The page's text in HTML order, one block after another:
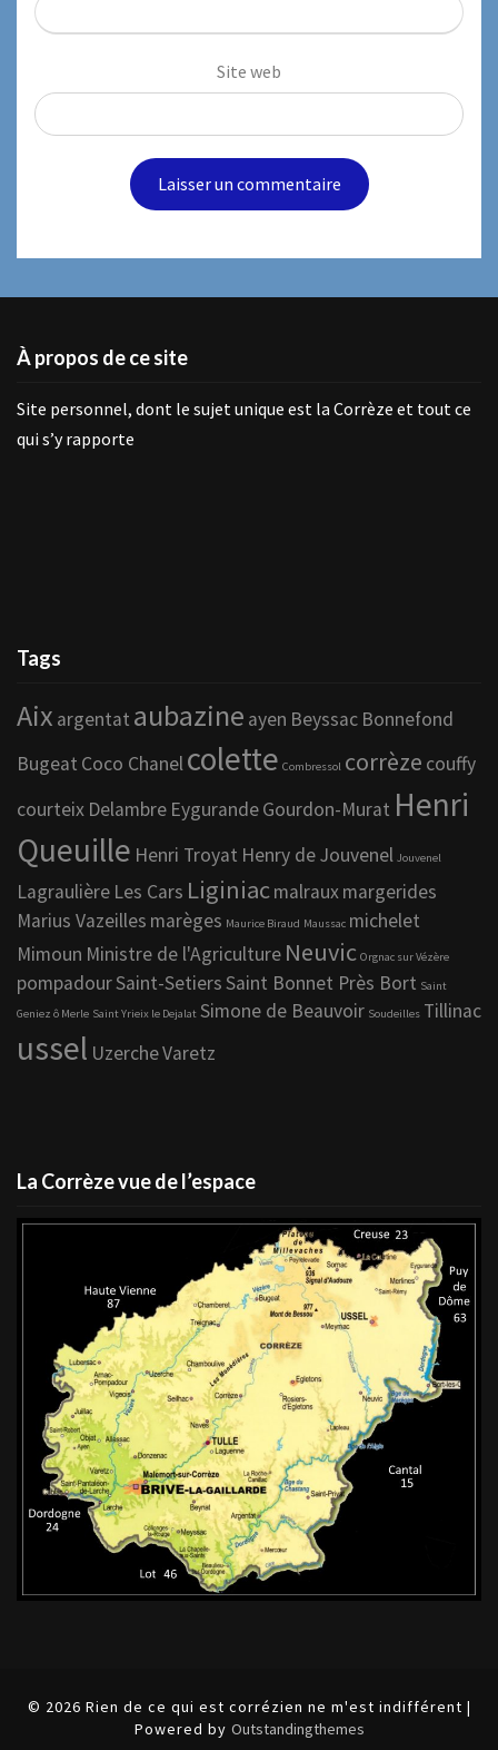
Site web
À propos de ce site
Site personnel, dont le sujet unique est la Corrèze et tout ce
qui s’y rapporte
Tags
Aix argentat aubazine ayen Beyssac Bonnefond
Bugeat Coco Chanelcolette Combressol corrèze couffy
courteix Delambre EygurandeGourdon-Murat Henri
Queuille Henri Troyat Henry de Jouvenel Jouvenel
Lagraulière Les Cars Liginiacmalrauxmargerides
Marius Vazeilles marèges Maurice Biraud Maussac michelet
Mimoun Ministre de l'Agriculture Neuvic Orgnac sur Vézère
pompadourSaint-SetiersSaint Bonnet Près Bort Saint
Geniez ô Merle Saint Yrieix le Dejalat Simone de Beauvoir Soudeilles Tillinac
ussel UzercheVaretz
La Corrèze vue de l’espace
© 2026 Rien de ce qui est corrézien ne m'est indifférent |
Powered by Outstandingthemes